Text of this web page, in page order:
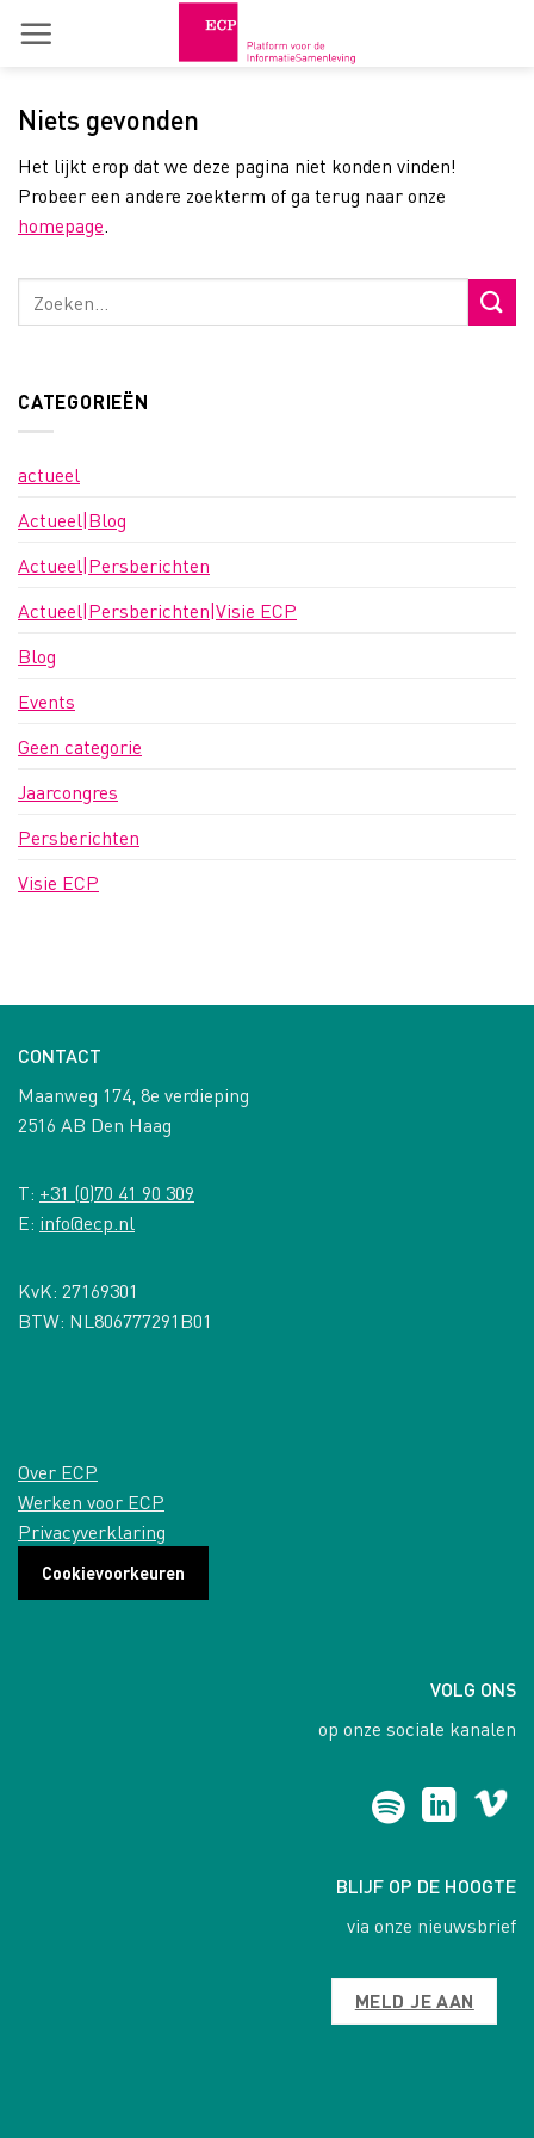
Niets gevonden
Het lijkt erop dat we deze pagina niet konden vinden!
Probeer een andere zoekterm of ga terug naar onze
homepage
CATEGORIEËN
actueel
Actueel|Blog
Actueel|Persberichten
Actueel|Persberichten|Visie ECP
Blog
Events
Geen categorie
Jaarcongres
Persberichten
Visie ECP
CONTACT
Maanweg 174, 8e verdieping
2516 AB Den Haag
T: +31 (0)70 41 90 309
E: info@ecp.nl
KvK: 27169301
BTW: NL806777291B01
Over ECP
Werken voor ECP
Privacyverklaring
Cookievoorkeuren
VOLG ONS
op onze sociale kanalen
BLIJF OP DE HOOGTE
via onze nieuwsbrief
MELD JE AAN